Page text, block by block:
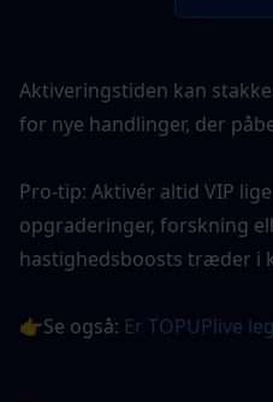
Aktiveringstiden kan
for nye handlinger, der
Pro-tip: Aktivér altid VIP
opgraderinger, forskning
hastighedsboosts træder i
👉Se også: Er TOPUPlive